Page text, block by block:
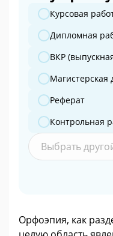
Какую работу вы
Курсовая
Дипломная
ВКР
Магистерская
Реферат
Контрольная
Выбрать
Орфоэпия, как